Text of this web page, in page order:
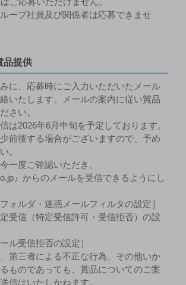
ープ社員及び関係者は応募できませ
品提供
に、応募時にご入力いただいたメール
いたします。メールの案内に従い賞品
さい。
は2026年6月中旬を予定しております。
前後する場合がございますので、予め
。
一度ご確認いただき、
』からのメールを受信できるようにし
ォルダ・迷惑メールフィルタの設定］
定受信（特定受信許可・受信拒否）の設
ル受信拒否の設定］
第三者による不正な行為、その他いか
ものであっても、賞品についてのご案
信はいたしかねます。